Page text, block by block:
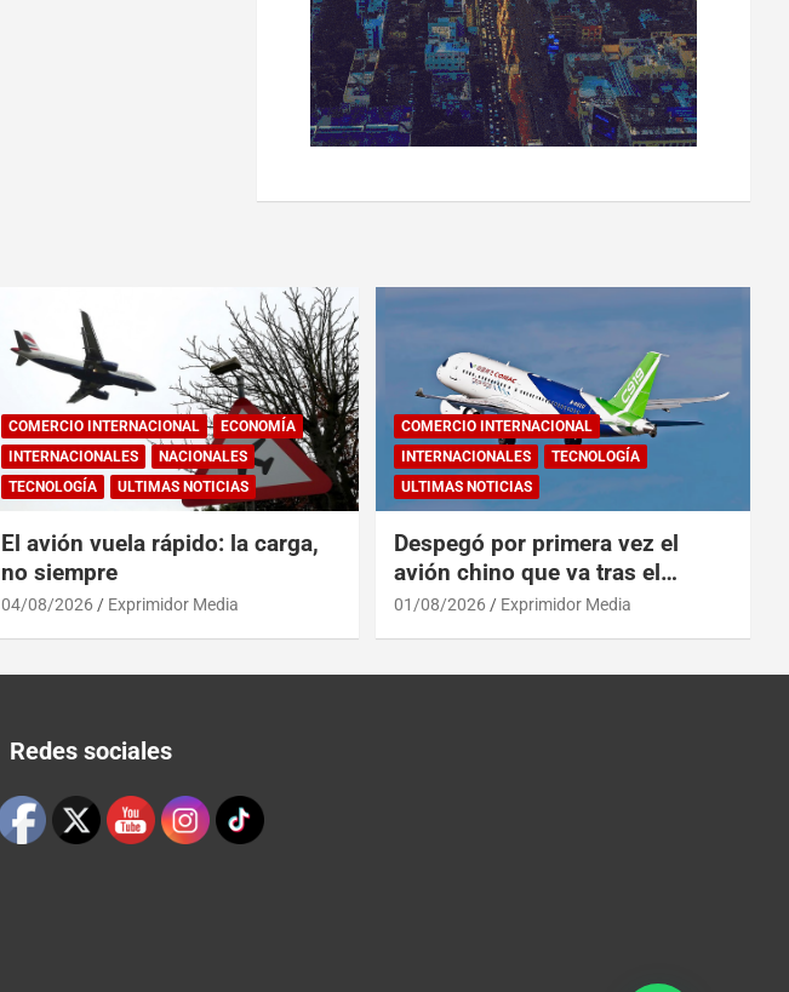
COMERCIO INTERNACIONAL
ECONOMÍA
INTERNACIONALES
NACIONALES
TECNOLOGÍA
ULTIMAS NOTICIAS
El avión vuela rápido: la carga,
no siempre
04/08/2026 Exprimidor Media
COMERCIO INTERNACIONAL
INTERNACIONALES
TECNOLOGÍA
ULTIMAS NOTICIAS
Despegó por primera vez el
avión chino que va tras el
reinado del A319 en el Tíbet
01/08/2026 Exprimidor Media
Redes sociales
Set Youtube Channel ID